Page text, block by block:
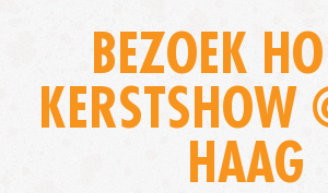
BEZOEK
KERSTSHOW
HAAG